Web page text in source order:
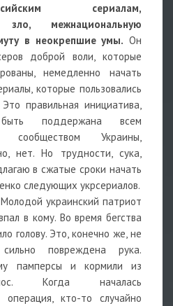
сериалам,
зло, межнациональную
в неокрепшие умы. Он
доброй воли, которые
немедленно начать
которые пользовались
правильная инициатива,
поддержана всем
сообществом Украины,
нет. Но трудности, сука,
в сжатые сроки начать
следующих укрсериалов.
Молодой украинский патриот
в кому. Во время бегства
голову. Это, конечно же, не
повреждена рука.
памперсы и кормили из
Когда началась
операция, кто-то случайно